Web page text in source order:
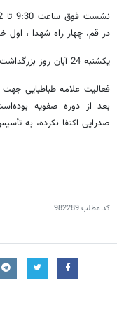
در قم، چهار راه شهدا ، اول
یکشنبه 24 آبان روز بزرگداشت علامه طباطبایی است .
فعالیت علامه طباطبایی
بعد از دوره صفویه
صدرایی اکتفا نکرده، به
کد مطلب982289